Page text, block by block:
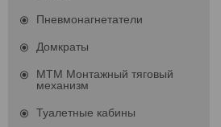
Пневмонагнетатели
Домкраты
МТМ Монтажный тяговый
механизм
Туалетные кабины